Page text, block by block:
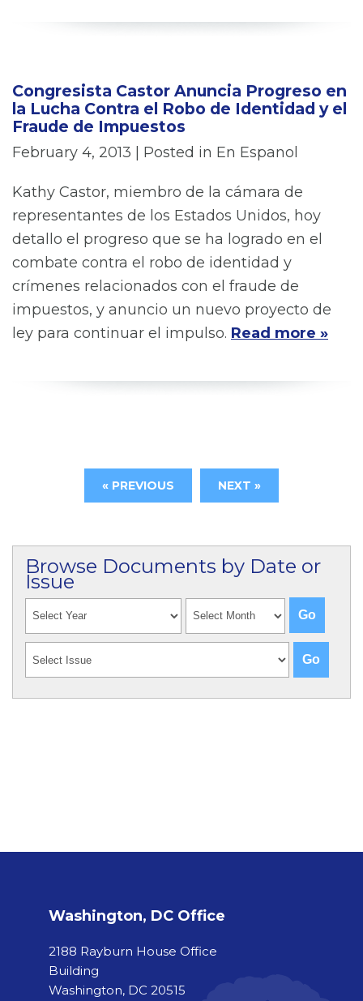
Congresista Castor Anuncia Progreso en
la Lucha Contra el Robo de Identidad y el
Fraude de Impuestos
February 4, 2013 | Posted in En Espanol
Kathy Castor, miembro de la cámara de
representantes de los Estados Unidos, hoy
detallo el progreso que se ha logrado en el
combate contra el robo de identidad y
crímenes relacionados con el fraude de
impuestos, y anuncio un nuevo proyecto de
ley para continuar el impulso. Read more »
« PREVIOUS NEXT »
Browse Documents by Date or
Issue
Washington, DC Office
2188 Rayburn House Office
Building
Washington, DC 20515